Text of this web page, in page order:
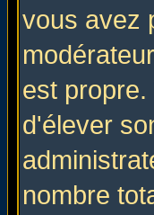
vous avez
est
d'élever
nombre